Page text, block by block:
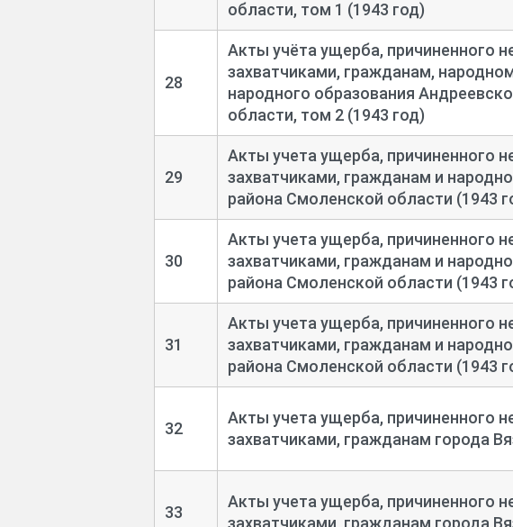
области, том 1 (1943 год)
28
Акты учёта ущерба, причиненного
захватчиками, гражданам,
народного образования
области, том 2 (1943 год)
29
Акты учета ущерба, причиненного
захватчиками, гражданам и
района Смоленской области (1943
30
Акты учета ущерба, причиненного
захватчиками, гражданам и
района Смоленской области (1943
31
Акты учета ущерба, причиненного
захватчиками, гражданам и
района Смоленской области (1943
32
Акты учета ущерба, причиненного
захватчиками, гражданам города
33
Акты учета ущерба, причиненного
захватчиками, гражданам города